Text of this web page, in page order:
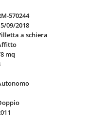
570244
09/2018
a schiera
mq